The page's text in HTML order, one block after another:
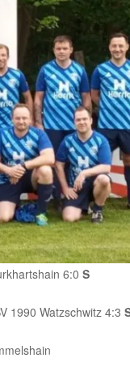
6:0 S
1990 Watzschwitz 4:3